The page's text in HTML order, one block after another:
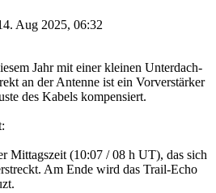
Aug 2025, 06:32
Jahr mit einer kleinen Unterdach-
an der Antenne ist ein Vorverstärker
des Kabels kompensiert.
Mittagszeit (10:07 / 08 h UT), das sich
Am Ende wird das Trail-Echo